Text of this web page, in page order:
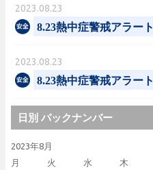
2023.08.23
8.23熱中症警戒アラート
2023.08.23
8.23熱中症警戒アラート
日別 バックナンバー
2023年8月
月
火 水 木